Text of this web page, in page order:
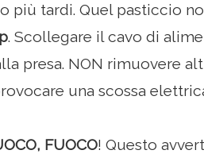
più tardi. Quel pasticcio
. Scollegare il cavo di
presa. NON rimuovere
una scossa
FUOCO! Questo